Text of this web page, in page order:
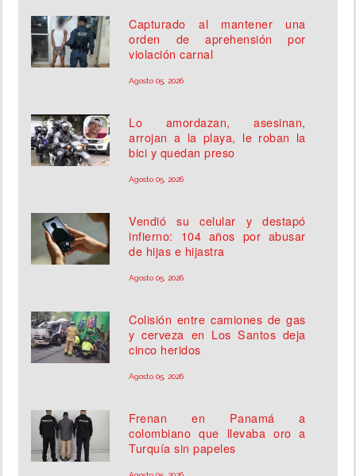
Capturado al mantener una
orden de aprehensión por
violación carnal
Agosto 05, 2026
Lo amordazan, asesinan,
arrojan a la playa, le roban la
bici y quedan preso
Agosto 05, 2026
Vendió su celular y destapó
infierno: 104 años por abusar
de hijas e hijastra
Agosto 05, 2026
Colisión entre camiones de gas
y cerveza en Los Santos deja
cinco heridos
Agosto 05, 2026
Frenan en Panamá a
colombiano que llevaba oro a
Turquía sin papeles